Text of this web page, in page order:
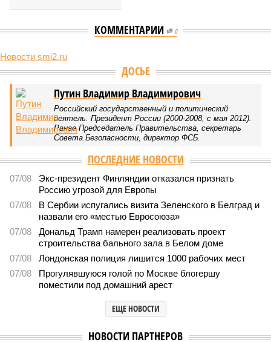
КОММЕНТАРИИ 0
Новости smi2.ru
Земля уже не раз показывала человечеству свой
крутой нрав – когда покажет снова?
Земля уже не раз показывала человечеству свой крутой
нрав – когда покажет снова?
Последние времена
Земля уже не раз показывала человечеству свой крутой нрав – когда
покажет снова? (фото: АР-ТАСС)
Природа постоянно вступает в противоречие с нами. Ведь пока
она стремится всё на планете держать в балансе, человечество
не особенно церемонится с окружающей средой. Самые
массовые катастрофы в прошлом – какими они были? Какие
ждут нас со дня на день и чем грозят?
последствия очередного апокалипсиса, искусственно